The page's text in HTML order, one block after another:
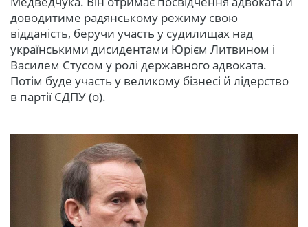
доводитиме радянському режиму свою
відданість, беручи участь у судилищах над
українськими дисидентами Юрієм Литвином і
Василем Стусом у ролі державного адвоката.
Потім буде участь у великому бізнесі й лідерство
в партії СДПУ (о).